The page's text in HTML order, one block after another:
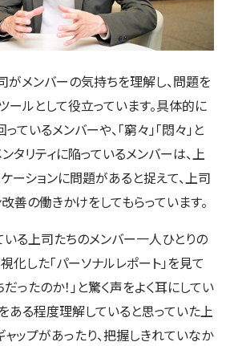
がメンバーの気持ちを理解し、問題を
ルとして役立っています。具体的に
ているメンバーや、「窮々」「悶々」と
タリティに陥っているメンバーは、上
ーションに問題があると捉えて、上司
善の働きかけをしてもらっています。
いる上司たちのメンバー一人ひとりの
した「パーソナルレポート」を見て
ったのか！」と驚く声をよく耳にしてい
ある程度理解していると思っていた上
ップがあったり、把握しきれていなか